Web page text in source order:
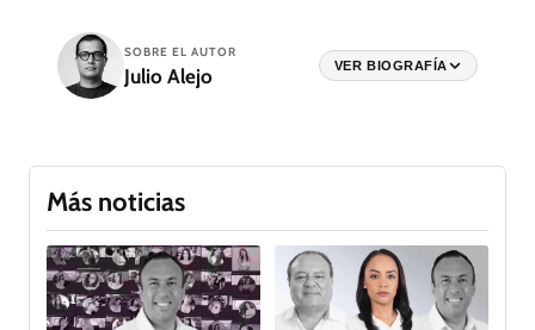
SOBRE EL AUTOR
Julio Alejo VER BIOGRAFÍA
Más noticias